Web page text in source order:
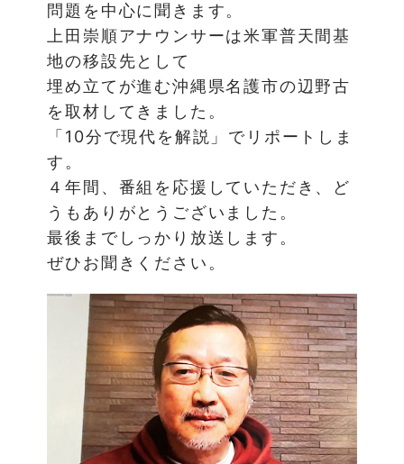
問題を中心に聞きます。
上田崇順アナウンサーは米軍普天間基
地の移設先として
埋め立てが進む沖縄県名護市の辺野古
を取材してきました。
「10分で現代を解説」でリポートしま
す。
４年間、番組を応援していただき、ど
うもありがとうございました。
最後までしっかり放送します。
ぜひお聞きください。